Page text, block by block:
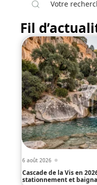
Fil
6 août 2026
Cascade de la Vis en
stationnement et